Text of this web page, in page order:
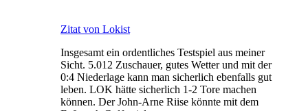
Zitat von Lokist
Insgesamt ein ordentliches Testspiel aus meiner
Sicht. 5.012 Zuschauer, gutes Wetter und mit der
0:4 Niederlage kann man sicherlich ebenfalls gut
leben. LOK hätte sicherlich 1-2 Tore machen
können. Der John-Arne Riise könnte mit dem